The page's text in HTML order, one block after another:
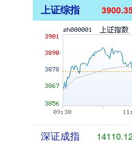
上证综指
深证成指 14110.12